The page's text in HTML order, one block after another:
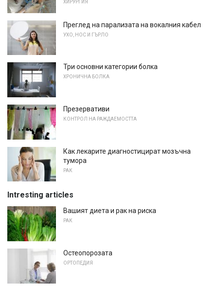
ХИРУРГИЯ
Преглед на парализата на вокалния кабел
УХО, НОС И ГЪРЛО
Три основни категории болка
ХРОНИЧНА БОЛКА
Презервативи
КОНТРОЛ НА РАЖДАЕМОСТТА
Как лекарите диагностицират мозъчна
тумора
РАК
Intresting articles
Вашият диета и рак на риска
РАК
Остеопорозата
ОРТОПЕДИЯ